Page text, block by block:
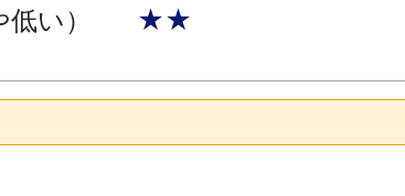
い） ★★